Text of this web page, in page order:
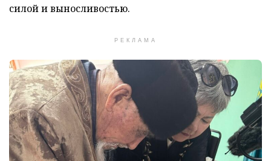
силой и выносливостью.
РЕКЛАМА